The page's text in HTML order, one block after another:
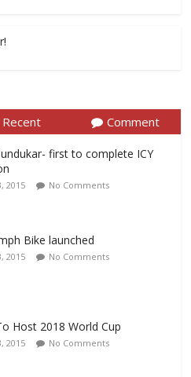
Recent Comment
first to complete ICY
2015 No Comments
Bike launched
2015 No Comments
Host 2018 World Cup
2015 No Comments